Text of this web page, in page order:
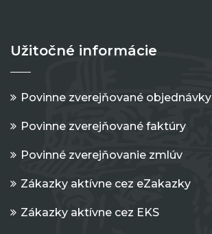
Užitočné informácie
Povinne zverejňované objednávky
Povinne zverejňované faktúry
Povinné zverejňovanie zmlúv
Zákazky aktívne cez eZakazky
Zákazky aktívne cez EKS